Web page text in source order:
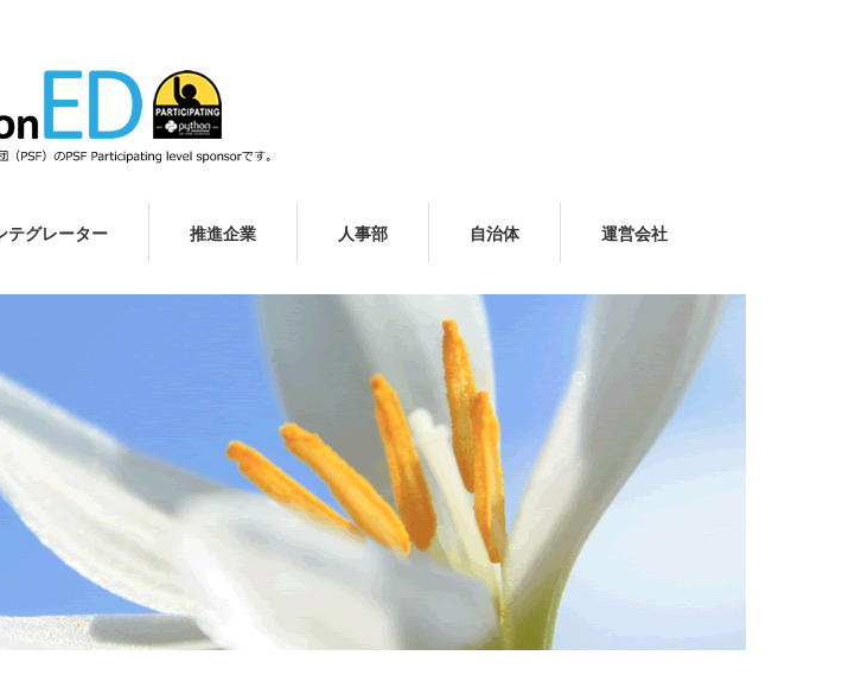
テグレーター 推進企業 人事部 自治体 運営会社